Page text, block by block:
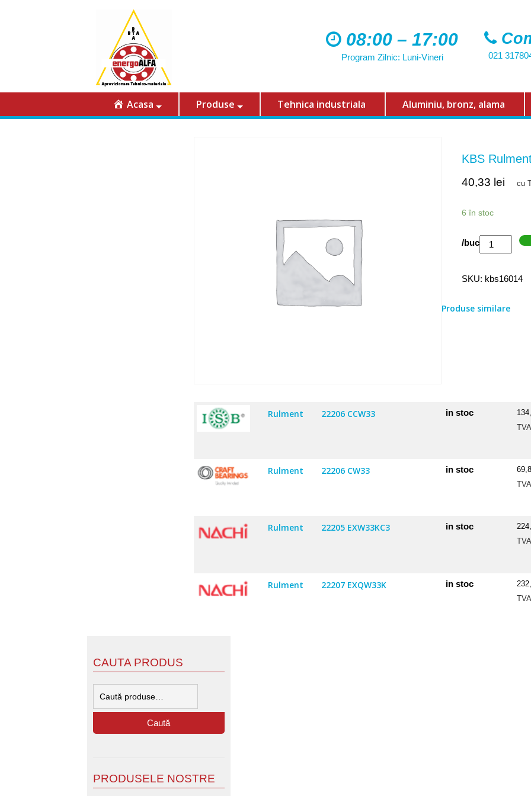
08:00 – 17:00
Program Zilnic: Luni-Vineri 021
Acasa Produse Tehnica industriala Aluminiu, bronz, alama
KBS
40,33 lei cu
6 în stoc
Cantitate
KBS
/buc
SKU: kbs16014
Produse similare
Rulment 22206 CCW33 in stoc
TVA
Rulment 22206 CW33 in stoc
TVA
Rulment 22205 EXW33KC3 in stoc
TVA
Rulment 22207 EXQW33K in stoc
TVA
CAUTA PRODUS
Caută
PRODUSELE NOSTRE